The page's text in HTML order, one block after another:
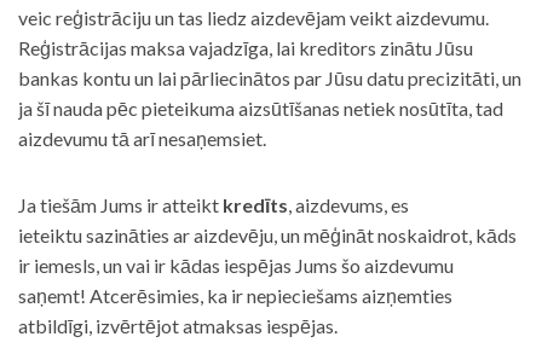
veic reģistrāciju un tas liedz aizdevējam veikt aizdevumu.
Reģistrācijas maksa vajadzīga, lai kreditors zinātu Jūsu
bankas kontu un lai pārliecinātos par Jūsu datu precizitāti, un
ja šī nauda pēc pieteikuma aizsūtīšanas netiek nosūtīta, tad
aizdevumu tā arī nesaņemsiet.
Ja tiešām Jums ir atteikt kredīts, aizdevums, es
ieteiktu sazināties ar aizdevēju, un mēģināt noskaidrot, kāds
ir iemesls, un vai ir kādas iespējas Jums šo aizdevumu
saņemt! Atcerēsimies, ka ir nepieciešams aizņemties
atbildīgi, izvērtējot atmaksas iespējas.